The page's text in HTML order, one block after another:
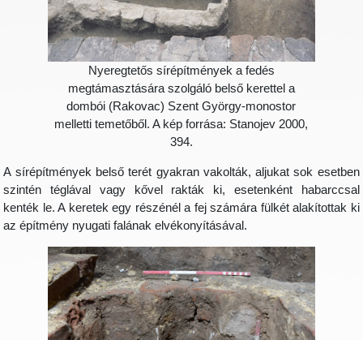
Nyeregtetős sírépítmények a fedés
megtámasztására szolgáló belső kerettel a
dombói (Rakovac) Szent György-monostor
melletti temetőből. A kép forrása: Stanojev 2000,
394.
A sírépítmények belső terét gyakran vakolták, aljukat sok esetben
szintén téglával vagy kővel rakták ki, esetenként habarccsal
kenték le. A keretek egy részénél a fej számára fülkét alakítottak ki
az építmény nyugati falának elvékonyításával.